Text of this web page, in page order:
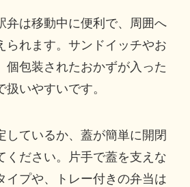
弁は移動中に便利で、周囲へ
られます。サンドイッチやお
個包装されたおかずが入った
いやすいです。
しているか、蓋が簡単に開閉
ください。片手で蓋を支えな
イプや、トレー付きの弁当は